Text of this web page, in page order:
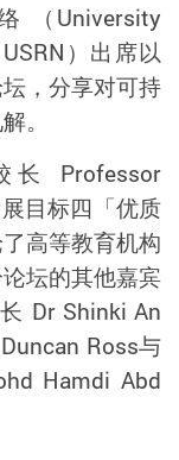
（ University
USRN ）出席以
，分享对可持
。
长
Professor
目标四「优质
高等教育机构
坛的其他嘉宾
Dr Shinki An
Ross与
Hamdi Abd